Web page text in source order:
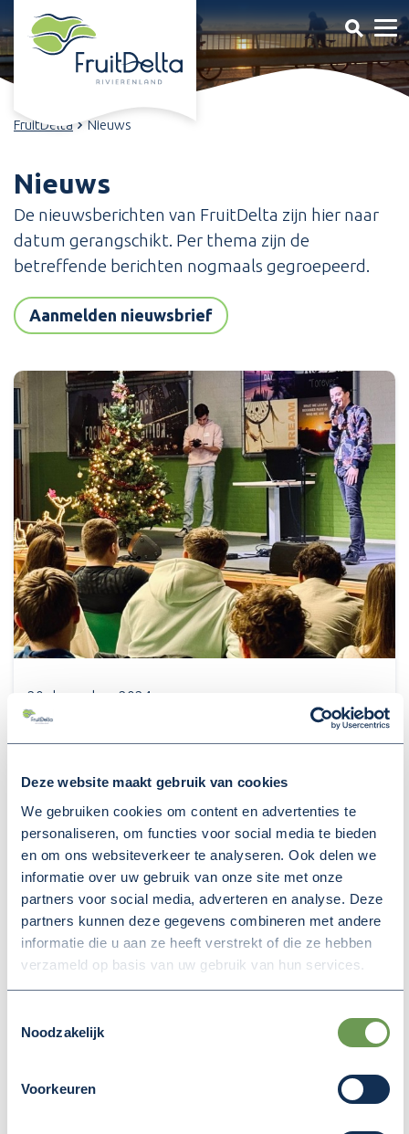
Deze website maakt gebruik van cookies
We gebruiken cookies om content en advertenties te
personaliseren, om functies voor social media te bieden
en om ons websiteverkeer te analyseren. Ook delen we
informatie over uw gebruik van onze site met onze
partners voor social media, adverteren en analyse. Deze
partners kunnen deze gegevens combineren met andere
informatie die u aan ze heeft verstrekt of die ze hebben
verzameld op basis van uw gebruik van hun services.
Noodzakelijk
Voorkeuren
FruitDelta Nieuws
Nieuws
De nieuwsberichten van FruitDelta zijn hier naar
datum gerangschikt. Per thema zijn de
betreffende berichten nogmaals gegroepeerd.
Aanmelden nieuwsbrief
20 december 2024
JONGEREN SPREKEN ZICH
BUSVERBINDINGEN EN
VOORZIENINGEN
Woensdagmiddag 18 december was in de aula van
ROC Rivor in Tiel het podium aan de Rivierenlandse
jongeren. Wat hebben zij nu en in de toekomst nodig
om prettig te kunnen wonen, werken en leven in
Rivierenland? Onder leiding van cabaretier Andries
Tunru lieten zo’n 100 jongeren hun stem horen aan